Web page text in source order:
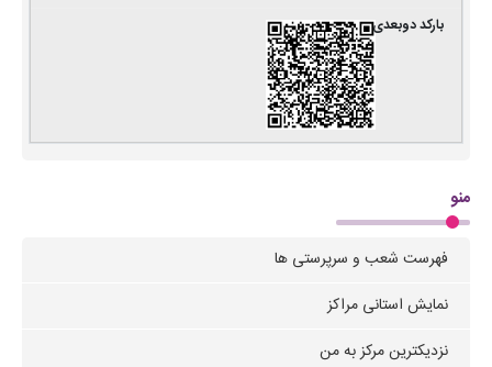
منو
فهرست شعب و سرپرستی ها
نمایش استانی مراکز
نزدیکترین مرکز به من